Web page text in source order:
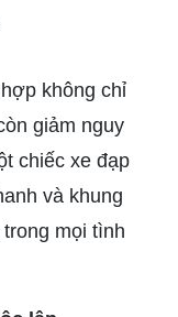
không chỉ
giảm nguy
chiếc xe đạp
và khung
mọi tình